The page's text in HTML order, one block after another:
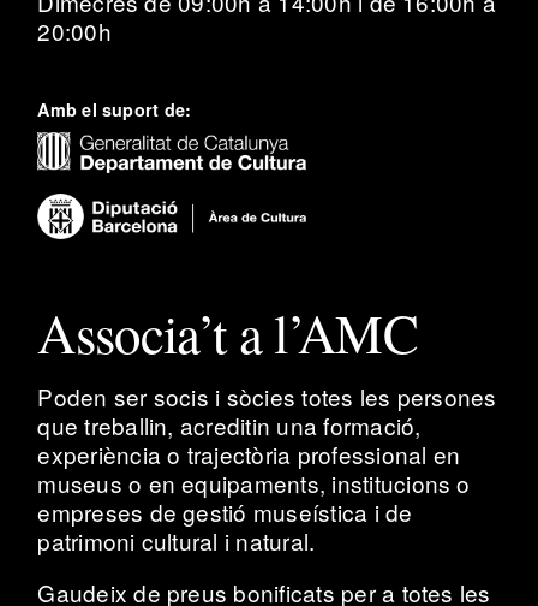
20:00h
Amb el suport de:
Associa’t a l’AMC
Poden ser socis i sòcies totes les persones
que treballin, acreditin una formació,
experiència o trajectòria professional en
museus o en equipaments, institucions o
empreses de gestió museística i de
patrimoni cultural i natural.
Gaudeix de preus bonificats per a totes les